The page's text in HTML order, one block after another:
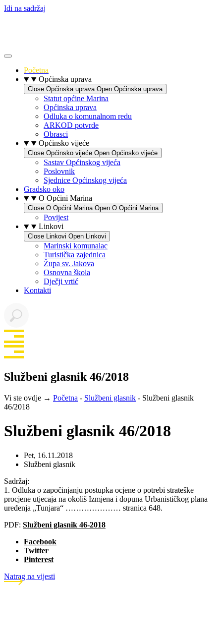
Idi na sadržaj
Početna
Općinska uprava
Close Općinska uprava Open Općinska uprava
Statut općine Marina
Općinska uprava
Odluka o komunalnom redu
ARKOD potvrde
Obrasci
Općinsko vijeće
Close Općinsko vijeće Open Općinsko vijeće
Sastav Općinskog vijeća
Poslovnik
Sjednice Općinskog vijeća
Gradsko oko
O Općini Marina
Close O Općini Marina Open O Općini Marina
Povijest
Linkovi
Close Linkovi Open Linkovi
Marinski komunalac
Turistička zajednica
Župa sv. Jakova
Osnovna škola
Dječji vrtić
Kontakti
Službeni glasnik 46/2018
Vi ste ovdje → Početna - Službeni glasnik - Službeni glasnik
46/2018
Službeni glasnik 46/2018
Pet, 16.11.2018
Službeni glasnik
Sadržaj:
1. Odluka o započinjanju postupka ocjene o potrebi strateške
procjene utjecaja na okoliš Izmjena i dopuna Urbanističkog plana
uređenja „Tunjara“ ………………… stranica 648.
PDF: Službeni glasnik 46-2018
Facebook
Twitter
Pinterest
Natrag na vijesti